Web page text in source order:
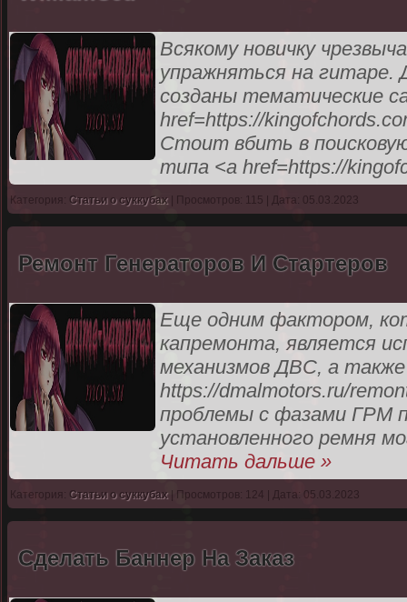
Всякому новичку
упражняться на гитаре.
созданы тематические
href=https://
Стоит вбить в
типа <a href=https://
Категория: Статьи о суккубах | Просмотров: 115 | Дата: 05.03.2023
Ремонт Генераторов И Стартеров
Еще одним фактором,
капремонта, является
механизмов ДВС, а также
https://dmalmotors.ru/
проблемы с фазами ГРМ
установленного ремня
Читать дальше »
Категория: Статьи о суккубах | Просмотров: 124 | Дата: 05.03.2023
Сделать Баннер На Заказ